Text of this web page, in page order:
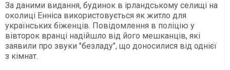
За даними видання, будинок в ірландському селищі на
околиці Енніса використовується як житло для
українських біженців. Повідомлення в поліцію у
вівторок вранці надійшло від його мешканців, які
заявили про звуки "безладу", що доносилися від однієї
з кімнат.